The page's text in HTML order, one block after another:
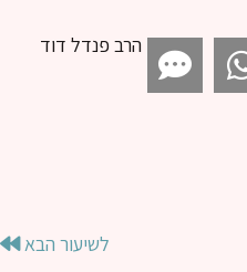
הרב פנדל דוד
לשיעור הבא